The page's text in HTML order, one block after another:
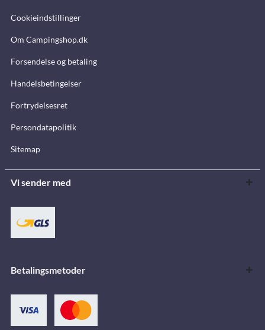
Cookieindstillinger
Om Campingshop.dk
Forsendelse og betaling
Handelsbetingelser
Fortrydelsesret
Persondatapolitik
Sitemap
Vi sender med
Betalingsmetoder